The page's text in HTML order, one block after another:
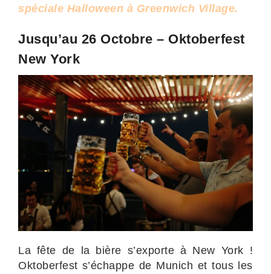
spéciale Halloween à Greenwich Village.
Jusqu’au 26 Octobre – Oktoberfest
New York
La fête de la bière s’exporte à New York !
Oktoberfest s’échappe de Munich et tous les